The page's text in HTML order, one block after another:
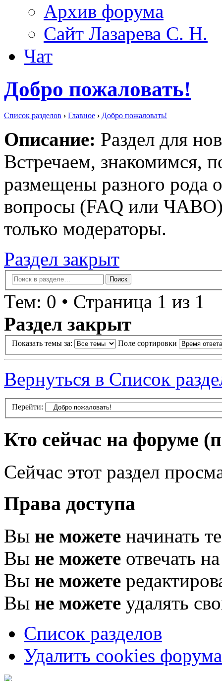
Архив форума
Сайт Лазарева С. Н.
Чат
Добро пожаловать!
Список разделов › Главное › Добро пожаловать!
Описание: Раздел для
Встречаем, знакомимся,
размещены разного рода
вопросы (FAQ или
только модераторы.
Раздел закрыт
Тем: 0 • Страница 1 из 1
Раздел закрыт
Показать темы за: Поле сортировки
Вернуться в Список
Перейти:
Кто сейчас на форуме
Сейчас этот раздел
Права доступа
Вы не можете начинать
Вы не можете отвечать
Вы не можете
Вы не можете удалять
Список разделов
Удалить cookies форума